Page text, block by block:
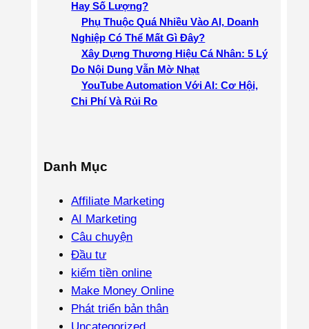
Hay Số Lượng?
Phụ Thuộc Quá Nhiều Vào AI, Doanh
Nghiệp Có Thể Mất Gì Đây?
Xây Dựng Thương Hiệu Cá Nhân: 5 Lý
Do Nội Dung Vẫn Mờ Nhạt
YouTube Automation Với AI: Cơ Hội,
Chi Phí Và Rủi Ro
Danh Mục
Affiliate Marketing
AI Marketing
Câu chuyện
Đầu tư
kiếm tiền online
Make Money Online
Phát triển bản thân